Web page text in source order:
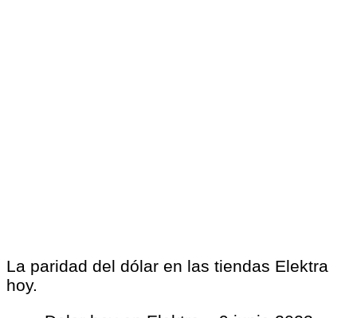
La paridad del dólar en las tiendas Elektra
hoy.